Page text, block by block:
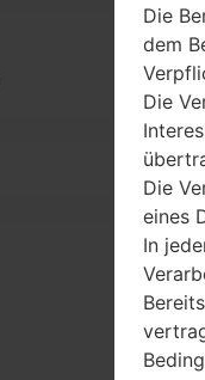
Die
dem
Die
Die
eines
In